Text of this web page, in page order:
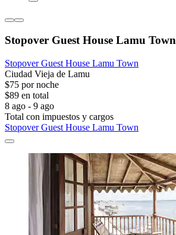
Stopover Guest House Lamu Town
Stopover Guest House Lamu Town
Ciudad Vieja de Lamu
$75 por noche
$89 en total
8 ago - 9 ago
Total con impuestos y cargos
Stopover Guest House Lamu Town